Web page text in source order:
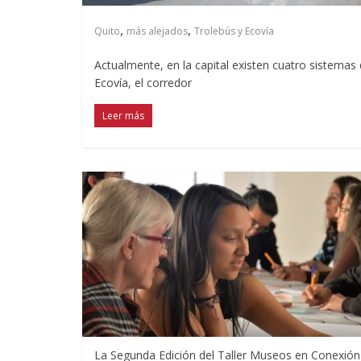
Quito, más alejados, Trolebús y Ecovía
Actualmente, en la capital existen cuatro
Ecovía, el corredor
Leer más
La Segunda Edición del Taller Museos en